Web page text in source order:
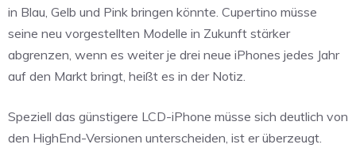
in Blau, Gelb und Pink bringen könnte. Cupertino müsse
seine neu vorgestellten Modelle in Zukunft stärker
abgrenzen, wenn es weiter je drei neue iPhones jedes Jahr
auf den Markt bringt, heißt es in der Notiz.
Speziell das günstigere LCD-iPhone müsse sich deutlich von
den HighEnd-Versionen unterscheiden, ist er überzeugt.